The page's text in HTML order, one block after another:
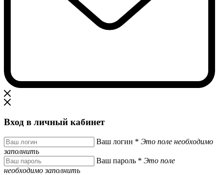
Вход в личный кабинет
Ваш логин * Это поле необходимо
заполнить
Ваш пароль * Это поле
необходимо заполнить